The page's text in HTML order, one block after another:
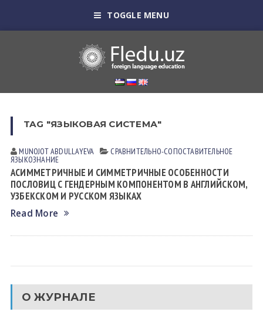
TOGGLE MENU
TAG "ЯЗЫКОВАЯ СИСТЕМА"
MUNOJOT ABDULLAYEVA СРАВНИТЕЛЬНО-СОПОСТАВИТЕЛЬНОЕ
ЯЗЫКОЗНАНИЕ
АСИММЕТРИЧНЫЕ И СИММЕТРИЧНЫЕ ОСОБЕННОСТИ
ПОСЛОВИЦ С ГЕНДЕРНЫМ КОМПОНЕНТОМ В АНГЛИЙСКОМ,
УЗБЕКСКОМ И РУССКОМ ЯЗЫКАХ
Read More
О ЖУРНАЛЕ